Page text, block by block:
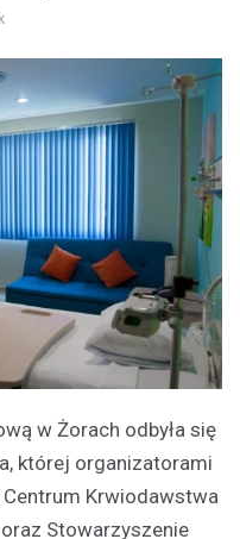
w Żorach odbyła się
której organizatorami
Centrum Krwiodawstwa
Stowarzyszenie